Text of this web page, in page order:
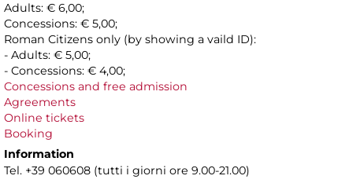
Adults: € 6,00;
Concessions: € 5,00;
Roman Citizens only (by showing a vaild ID):
- Adults: € 5,00;
- Concessions: € 4,00;
Concessions and free admission
Agreements
Online tickets
Booking
Information
Tel. +39 060608 (tutti i giorni ore 9.00-21.00)